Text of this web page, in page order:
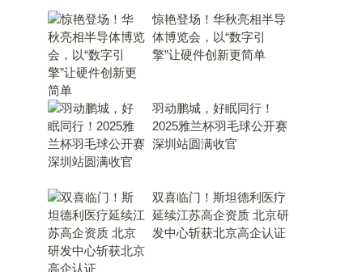
惊艳登场！华秋亮相半导
体博览会，以“数字引
擎”让硬件创新更简单
羽动鹏城，好眠同行！
2025雅兰杯羽毛球公开赛
深圳站圆满收官
双喜临门！斯坦德利医疗
延续江苏高企资质 北京研
发中心斩获北京高企认证